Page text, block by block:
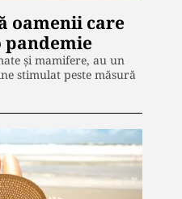
oamenii care
pandemie
și mamifere, au un
stimulat peste măsură